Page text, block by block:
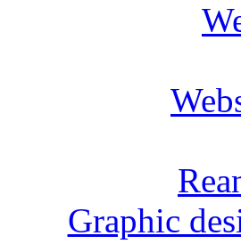
Graphic